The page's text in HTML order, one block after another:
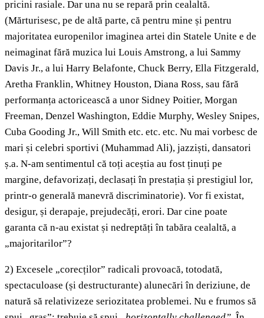
pricini rasiale. Dar una nu se repară prin cealaltă.
(Mărturisesc, pe de altă parte, că pentru mine și pentru
majoritatea europenilor imaginea artei din Statele Unite e de
neimaginat fără muzica lui Louis Amstrong, a lui Sammy
Davis Jr., a lui Harry Belafonte, Chuck Berry, Ella Fitzgerald,
Aretha Franklin, Whitney Houston, Diana Ross, sau fără
performanța actoricească a unor Sidney Poitier, Morgan
Freeman, Denzel Washington, Eddie Murphy, Wesley Snipes,
Cuba Gooding Jr., Will Smith etc. etc. etc. Nu mai vorbesc de
mari și celebri sportivi (Muhammad Ali), jazziști, dansatori
ș.a. N-am sentimentul că toți aceștia au fost ținuți pe
margine, defavorizați, declasați în prestația și prestigiul lor,
printr-o generală manevră discriminatorie). Vor fi existat,
desigur, și derapaje, prejudecăți, erori. Dar cine poate
garanta că n-au existat și nedreptăți în tabăra cealaltă, a
„majoritarilor”?
2) Excesele „corecților” radicali provoacă, totodată,
spectaculoase (și destructurante) alunecări în deriziune, de
natură să relativizeze seriozitatea problemei. Nu e frumos să